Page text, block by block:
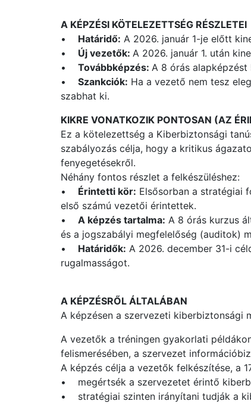
A KÉPZÉSI KÖTELEZETTSÉG RÉSZLETEI
• Határidő: A 2026. január 1-je előtt
• Új vezetők: A 2026. január 1. után
• Továbbképzés: A 8 órás
• Szankciók: Ha a vezető nem tesz
szabhat ki.
KIKRE VONATKOZIK PONTOSAN (AZ
Ez a kötelezettség a Kiberbiztonsági
szabályozás célja, hogy a kritikus
fenyegetésekről.
Néhány fontos részlet a felkészüléshez:
• Érintetti kör: Elsősorban a stratégiai
első számú vezetői érintettek.
• A képzés tartalma: A 8 órás kurzus
és a jogszabályi megfelelőség (auditok)
• Határidők: A 2026. december 31-i
rugalmasságot.
A KÉPZÉSRŐL ÁLTALÁBAN
A képzésen a szervezeti kiberbiztonsági
A vezetők a tréningen gyakorlati
felismerésében, a szervezet
A képzés célja a vezetők felkészítése, a
• megértsék a szervezetet érintő
• stratégiai szinten irányítani tudják a